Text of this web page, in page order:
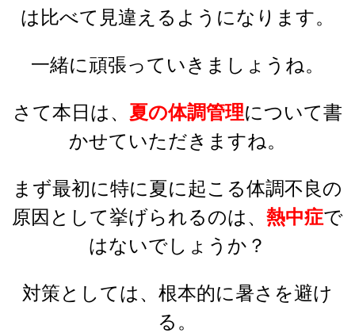
は比べて見違えるようになります。
一緒に頑張っていきましょうね。
さて本日は、 夏の体調管理について書
かせていただきますね。
まず最初に特に夏に起こる体調不良の
原因として挙げられるのは、 熱中症で
はないでしょうか？
対策としては、根本的に暑さを避け
る。